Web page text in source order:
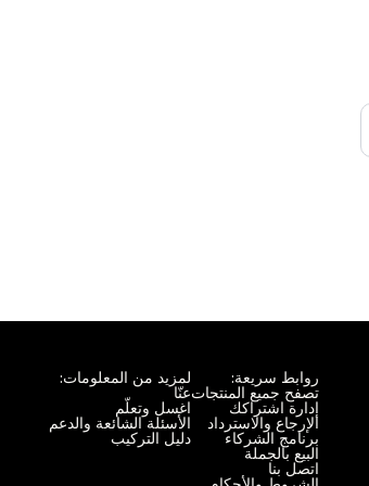
روابط سريعة:
تصفح جميع المنتجات
إدارة اشتراكك
الإرجاع والاسترداد
برنامج الشركاء
البيع بالجملة
اتصل بنا
لمزيد من المعلومات:
عنّا
اغسل وتعلّم
الأسئلة الشائعة والدعم
دليل التركيب